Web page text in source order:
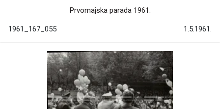
Prvomajska parada 1961.
1961_167_055 1.5.1961.